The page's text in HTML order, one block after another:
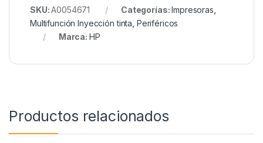
SKU:A0054671 Categorías:Impresoras
Multifunción Inyección tinta Periféricos
Marca: HP
Productos relacionados